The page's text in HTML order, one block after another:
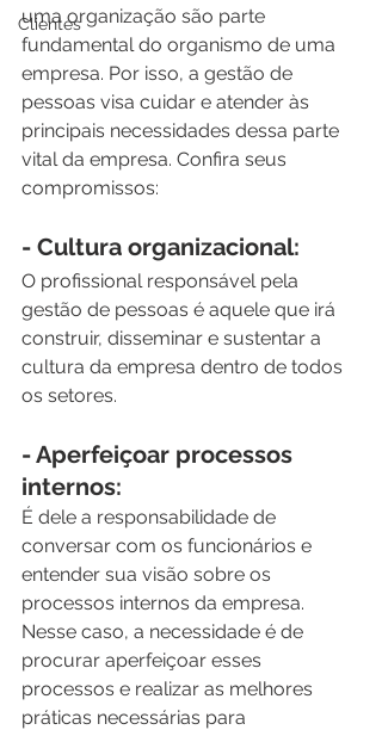
Clientes
uma organização são parte
fundamental do organismo de uma
empresa. Por isso, a gestão de
pessoas visa cuidar e atender às
principais necessidades dessa parte
vital da empresa. Confira seus
compromissos:
- Cultura organizacional:
O profissional responsável pela
gestão de pessoas é aquele que irá
construir, disseminar e sustentar a
cultura da empresa dentro de todos
os setores.
- Aperfeiçoar processos
internos:
É dele a responsabilidade de
conversar com os funcionários e
entender sua visão sobre os
processos internos da empresa.
Nesse caso, a necessidade é de
procurar aperfeiçoar esses
processos e realizar as melhores
práticas necessárias para